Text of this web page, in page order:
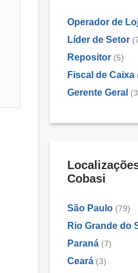
Operador de
Líder de Setor
Repositor (5)
Fiscal de Caixa
Gerente Geral
Cobasi
São Paulo (79)
Rio Grande do
Paraná (7)
Ceará (3)